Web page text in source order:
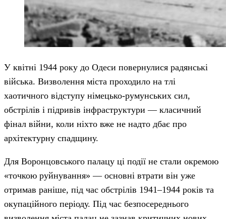
У квітні 1944 року до Одеси повернулися радянські
війська. Визволення міста проходило на тлі
хаотичного відступу німецько-румунських сил,
обстрілів і підривів інфраструктури — класичний
фінал війни, коли ніхто вже не надто дбає про
архітектурну спадщину.
Для Воронцовського палацу ці події не стали окремою
«точкою руйнування» — основні втрати він уже
отримав раніше, під час обстрілів 1941–1944 років та
окупаційного періоду. Під час безпосереднього